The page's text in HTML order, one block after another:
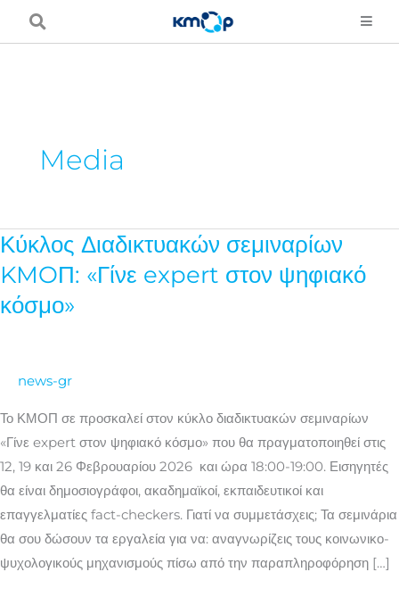
Media
Κύκλος Διαδικτυακών σεμιναρίων
KMOΠ: «Γίνε expert στον ψηφιακό
κόσμο»
news-gr
Το ΚΜΟΠ σε προσκαλεί στον κύκλο διαδικτυακών σεμιναρίων
«Γίνε expert στον ψηφιακό κόσμο» που θα πραγματοποιηθεί στις
12, 19 και 26 Φεβρουαρίου 2026 και ώρα 18:00-19:00. Εισηγητές
θα είναι δημοσιογράφοι, ακαδημαϊκοί, εκπαιδευτικοί και
επαγγελματίες fact-checkers. Γιατί να συμμετάσχεις; Τα σεμινάρια
θα σου δώσουν τα εργαλεία για να: αναγνωρίζεις τους κοινωνικο-
ψυχολογικούς μηχανισμούς πίσω από την παραπληροφόρηση […]
Κύκλος
Διαδικτυακών
σεμιναρίων
KMOΠ:
στον